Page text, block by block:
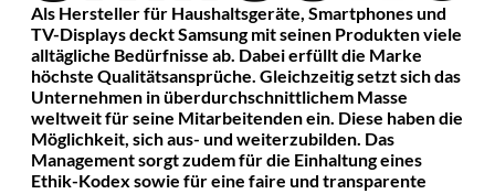
Als Hersteller für Haushaltsgeräte, Smartphones und
TV-Displays deckt Samsung mit seinen Produkten viele
alltägliche Bedürfnisse ab. Dabei erfüllt die Marke
höchste Qualitätsansprüche. Gleichzeitig setzt sich das
Unternehmen in überdurchschnittlichem Masse
weltweit für seine Mitarbeitenden ein. Diese haben die
Möglichkeit, sich aus- und weiterzubilden. Das
Management sorgt zudem für die Einhaltung eines
Ethik-Kodex sowie für eine faire und transparente